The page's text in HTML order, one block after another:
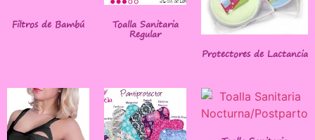
Filtros de Bambú Toalla Sanitaria
Regular
Protectores de Lactancia